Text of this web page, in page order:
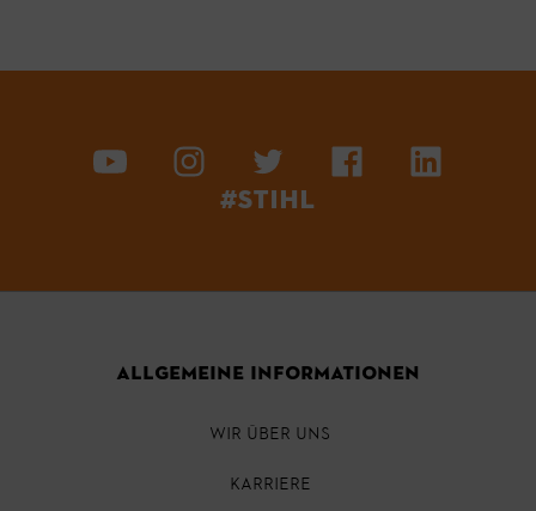
#STIHL
ALLGEMEINE INFORMATIONEN
WIR ÜBER UNS
KARRIERE